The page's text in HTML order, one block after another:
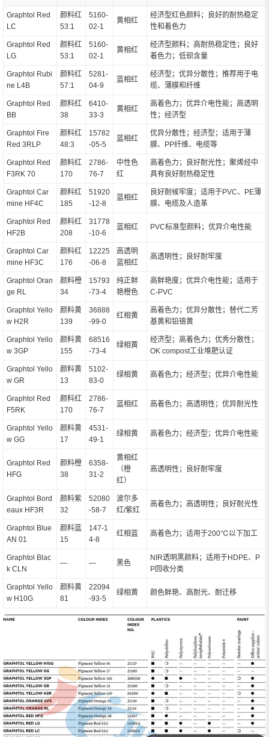
Graphtol Red
LC
颜料红
53:1
5160-
02-1
黄相红
经济型红色颜料；良好的耐热稳定
性和着色力
Graphtol Red
LG
颜料红
53:1
5160-
02-1
黄相红
经济型颜料；高耐热稳定性；良好
着色力；低钡含量
Graphtol Rubi
ne L4B
颜料红
57:1
5281-
04-9
蓝相红
经济型；优异分散性；推荐用于电
缆、薄膜和纤维
Graphtol Red
BB
颜料红
38
6410-
33-3
黄相红
高着色力；优异介电性能；高透明
性；经济型
Graphtol Fire
Red 3RLP
颜料红
48:3
15782
-05-5
蓝相红
优异分散性；经济型；适用于薄
膜、PP纤维、电缆等
Graphtol Red
F3RK 70
颜料红
170
2786-
76-7
中性色
红
高着色力；良好耐光性；聚烯烃中
具有良好耐热稳定性
Graphtol Car
mine HF4C
颜料红
185
51920
-12-8
蓝相红
良好耐候牢度；适用于PVC、PE薄
膜、电缆及人造革
Graphtol Red
HF2B
颜料红
208
31778
-10-6
蓝相红 PVC标准型颜料；优异介电性能
Graphtol Car
mine HF3C
颜料红
176
12225
-06-8
高透明
蓝相红
高透明性；良好耐牢度
Graphtol Oran
ge RL
颜料橙
34
15793
-73-4
纯正鲜
艳橙色
高鲜艳度；优异介电性能；适用于
C-PVC
Graphtol Yello
w H2R
颜料黄
139
36888
-99-0
红相黄
高着色力；优异分散性；替代二芳
基黄和铅铬黄
Graphtol Yello
w 3GP
颜料黄
155
68516
-73-4
绿相黄
经济型；高着色力；优秀分散性；
OK compost工业堆肥认证
Graphtol Yello
w GR
颜料黄
13
5102-
83-0
绿相黄 高着色力；经济型；优异介电性能
Graphtol Red
F5RK
颜料红
170
2786-
76-7
蓝相红 高着色力；高透明性；优异耐光性
Graphtol Yello
w GG
颜料黄
17
4531-
49-1
绿相黄 高着色力；经济型；优异介电性能
Graphtol Red
HFG
颜料橙
38
6358-
31-2
黄相红
（橙
红）
高透明性；良好耐牢度
Graphtol Bord
eaux HF3R
颜料紫
32
52080
-58-7
波尔多
红/紫红
高着色力；高透明性；良好耐光性
Graphtol Blue
AN 01
颜料蓝
15
147-1
4-8
红相蓝 高着色力；适用于200℃以下加工
Graphtol Blac
k CLN
— — 黑色
NIR透明黑颜料；适用于HDPE、P
P回收分类
Graphtol Yello
w H10G
颜料黄
81
22094
-93-5
绿相黄 颜色鲜艳、高耐光、耐迁移